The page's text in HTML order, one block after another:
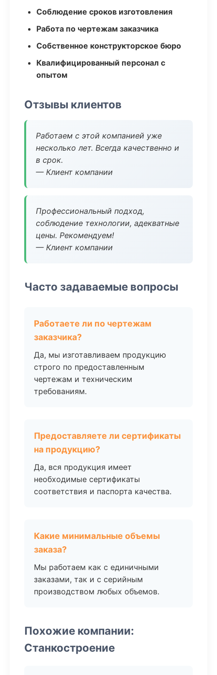
Соблюдение сроков изготовления
Работа по чертежам заказчика
Собственное конструкторское бюро
Квалифицированный персонал с
опытом
Отзывы клиентов
Работаем с этой компанией уже
несколько лет. Всегда качественно и
в срок.
— Клиент компании
Профессиональный подход,
соблюдение технологии, адекватные
цены. Рекомендуем!
— Клиент компании
Часто задаваемые вопросы
Работаете ли по чертежам
заказчика?
Да, мы изготавливаем продукцию
строго по предоставленным
чертежам и техническим
требованиям.
Предоставляете ли сертификаты
на продукцию?
Да, вся продукция имеет
необходимые сертификаты
соответствия и паспорта качества.
Какие минимальные объемы
заказа?
Мы работаем как с единичными
заказами, так и с серийным
производством любых объемов.
Похожие компании:
Станкостроение